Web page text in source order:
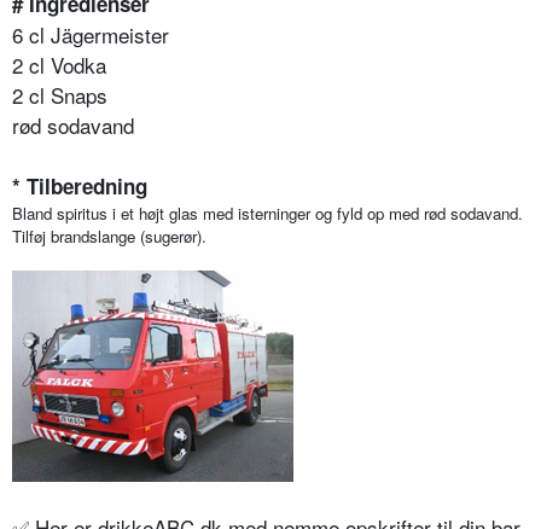
6 cl Jägermeister
2 cl Vodka
2 cl Snaps
rød sodavand
* Tilberedning
Bland spiritus i et højt glas med isterninger og fyld op med rød sodavand.
Tilføj brandslange (sugerør).